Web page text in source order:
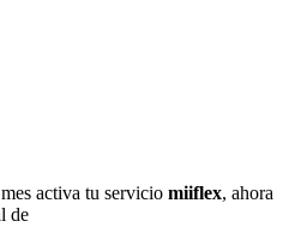
activa tu servicio miiflex, ahora
de